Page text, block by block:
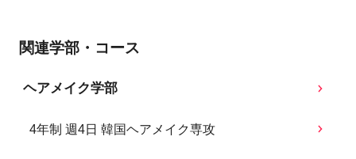
関連学部・コース
ヘアメイク学部
4年制 週4日 韓国ヘアメイク専攻